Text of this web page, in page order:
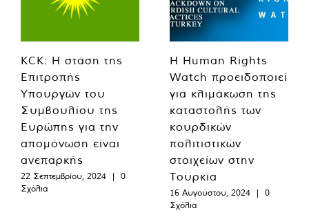
KCK: Η στάση της
Επιτροπής
Υπουργών του
Συμβουλίου της
Ευρώπης για την
απομόνωση είναι
ανεπαρκής
22 Σεπτεμβρίου, 2024 |
0
Σχόλια
Η Human Rights
Watch προειδοποιεί
για κλιμάκωση της
καταστολής των
κουρδικών
πολιτιστικών
στοιχείων στην
Τουρκία
16 Αυγούστου, 2024 |
0
Σχόλια